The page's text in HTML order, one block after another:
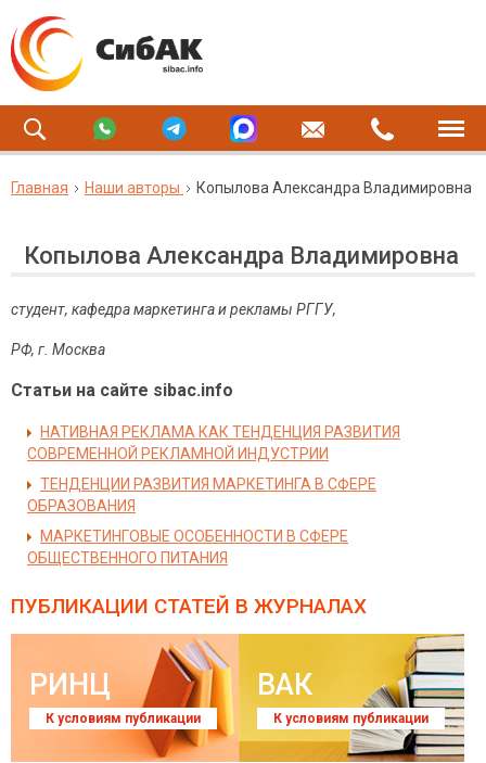
Главная Наши авторы Копылова Александра Владимировна
Копылова Александра Владимировна
студент, кафедра маркетинга и рекламы РГГУ,
РФ, г. Москва
Статьи на сайте sibac.info
НАТИВНАЯ РЕКЛАМА КАК ТЕНДЕНЦИЯ РАЗВИТИЯ
СОВРЕМЕННОЙ РЕКЛАМНОЙ ИНДУСТРИИ
ТЕНДЕНЦИИ РАЗВИТИЯ МАРКЕТИНГА В СФЕРЕ
ОБРАЗОВАНИЯ
МАРКЕТИНГОВЫЕ ОСОБЕННОСТИ В СФЕРЕ
ОБЩЕСТВЕННОГО ПИТАНИЯ
ПУБЛИКАЦИИ СТАТЕЙ В ЖУРНАЛАХ
РИНЦ
К условиям публикации
ВАК
К условиям публикации